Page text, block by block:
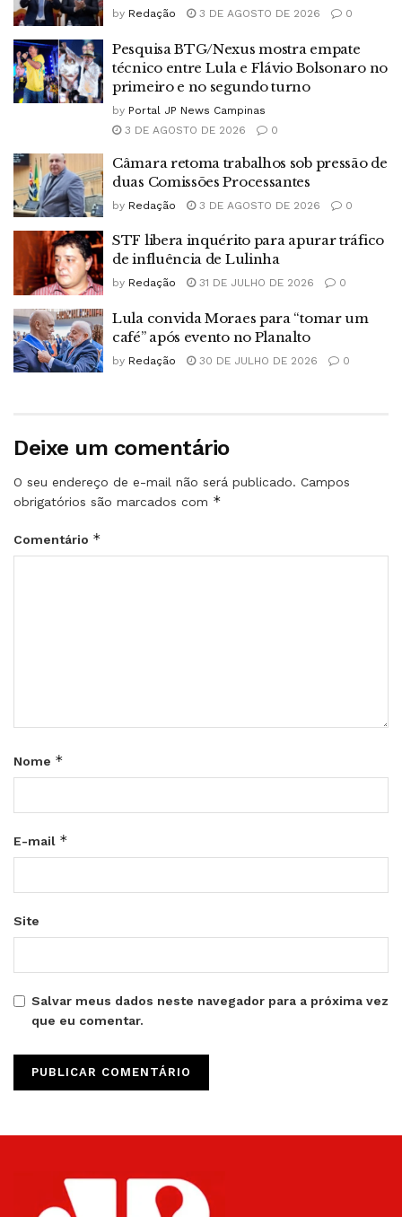
by Redação 3 DE AGOSTO DE 2026 0
Pesquisa BTG/Nexus mostra empate
técnico entre Lula e Flávio Bolsonaro no
primeiro e no segundo turno
by Portal JP News Campinas
3 DE AGOSTO DE 2026
0
Câmara retoma trabalhos sob pressão de
duas Comissões Processantes
by Redação 3 DE AGOSTO DE 2026 0
STF libera inquérito para apurar tráfico
de influência de Lulinha
by Redação 31 DE JULHO DE 2026 0
Lula convida Moraes para “tomar um
café” após evento no Planalto
by Redação 30 DE JULHO DE 2026 0
Deixe um comentário
O seu endereço de e-mail não será publicado. Campos
obrigatórios são marcados com *
Comentário *
Nome *
E-mail *
Site
Salvar meus dados neste navegador para a próxima vez
que eu comentar.